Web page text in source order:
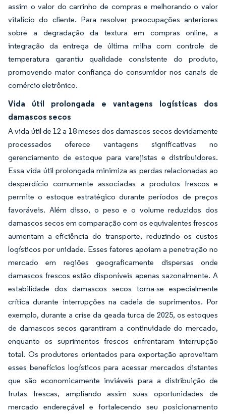
assim o valor do carrinho de compras e melhorando o valor
vitalício do cliente. Para resolver preocupações anteriores
sobre a degradação da textura em compras online, a
integração da entrega de última milha com controle de
temperatura garantiu qualidade consistente do produto,
promovendo maior confiança do consumidor nos canais de
comércio eletrônico.
Vida útil prolongada e vantagens logísticas dos
damascos secos
A vida útil de 12 a 18 meses dos damascos secos devidamente
processados oferece vantagens significativas no
gerenciamento de estoque para varejistas e distribuidores.
Essa vida útil prolongada minimiza as perdas relacionadas ao
desperdício comumente associadas a produtos frescos e
permite o estoque estratégico durante períodos de preços
favoráveis. Além disso, o peso e o volume reduzidos dos
damascos secos em comparação com os equivalentes frescos
aumentam a eficiência do transporte, reduzindo os custos
logísticos por unidade. Esses fatores apoiam a penetração no
mercado em regiões geograficamente dispersas onde
damascos frescos estão disponíveis apenas sazonalmente. A
estabilidade dos damascos secos torna-se especialmente
crítica durante interrupções na cadeia de suprimentos. Por
exemplo, durante a crise da geada turca de 2025, os estoques
de damascos secos garantiram a continuidade do mercado,
enquanto os suprimentos frescos enfrentaram interrupção
total. Os produtores orientados para exportação aproveitam
esses benefícios logísticos para acessar mercados distantes
que são economicamente inviáveis para a distribuição de
frutas frescas, ampliando assim suas oportunidades de
mercado endereçável e fortalecendo seu posicionamento